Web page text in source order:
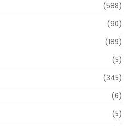
(588)
(90)
(189)
(5)
(345)
(6)
(5)